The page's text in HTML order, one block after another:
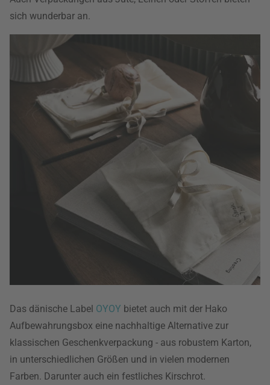
sich wunderbar an.
Das dänische Label OYOY bietet auch mit der Hako
Aufbewahrungsbox eine nachhaltige Alternative zur
klassischen Geschenkverpackung - aus robustem Karton,
in unterschiedlichen Größen und in vielen modernen
Farben. Darunter auch ein festliches Kirschrot.